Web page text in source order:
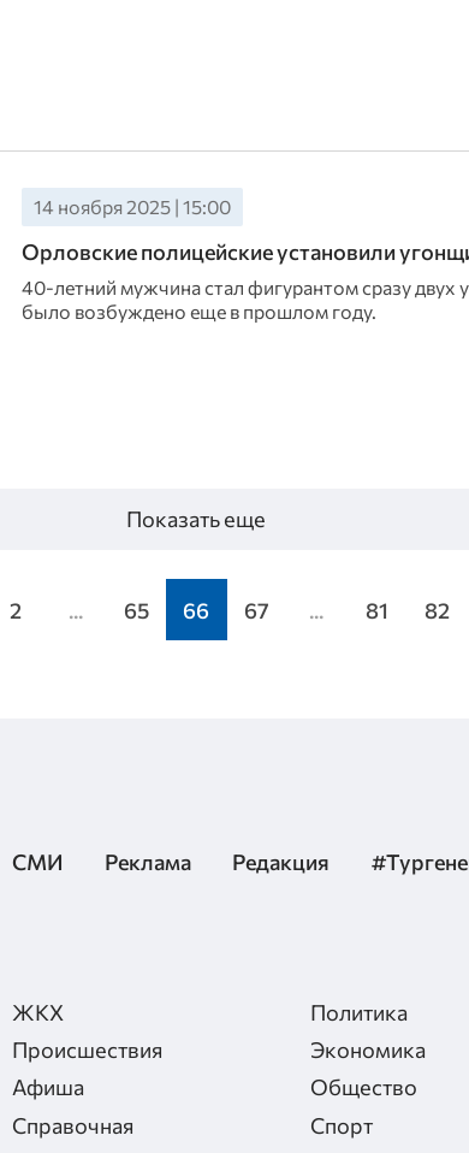
14 ноября 2025 | 15:00
Орловские полицейские установили
40-летний мужчина стал фигурантом сразу двух
было возбуждено еще в прошлом году.
Показать еще
2 ... 65 66 67 ... 81 82
СМИ Реклама Редакция
ЖКХ
Происшествия
Афиша
Справочная
Политика
Экономика
Общество
Спорт